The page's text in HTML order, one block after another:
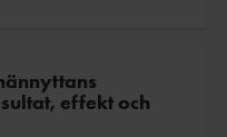
effekt och